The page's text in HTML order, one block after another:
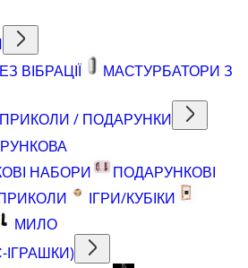
ВІБРАЦІЇ
МАСТУРБАТОРИ З
ПРИКОЛИ / ПОДАРУНКИ
НАБОРИ
ПОДАРУНКОВІ
ІГРИ/КУБІКИ
МИЛО